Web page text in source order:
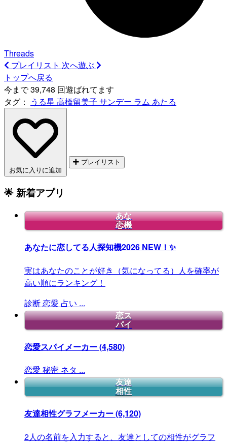
Threads
プレイリスト 次へ遊ぶ
トップへ戻る
今まで 39,748 回遊ばれてます
タグ：
うる星 高橋留美子 サンデー ラム あたる
お気に入りに追加
プレイリスト
🌟 新着アプリ
あな
恋機
あなたに恋してる人探知機2026 NEW！✨
実はあなたのことが好き（気になってる）人を確率が
高い順にランキング！
診断恋愛 占い ...
恋ス
パイ
恋愛スパイメーカー(4,580)
恋愛 秘密 ネタ ...
友達
相性
友達相性グラフメーカー(6,120)
2人の名前を入力すると、友達としての相性がグラフ